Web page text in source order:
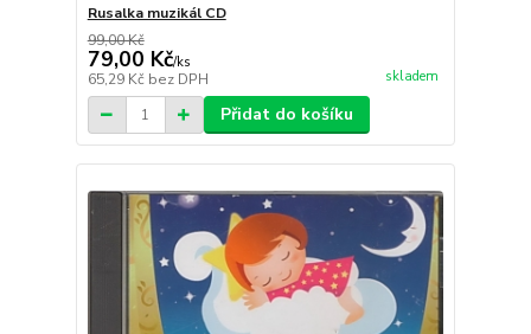
Rusalka muzikál CD
99,00 Kč
79,00 Kč/ks
65,29 Kč bez DPH skladem
Přidat do košíku